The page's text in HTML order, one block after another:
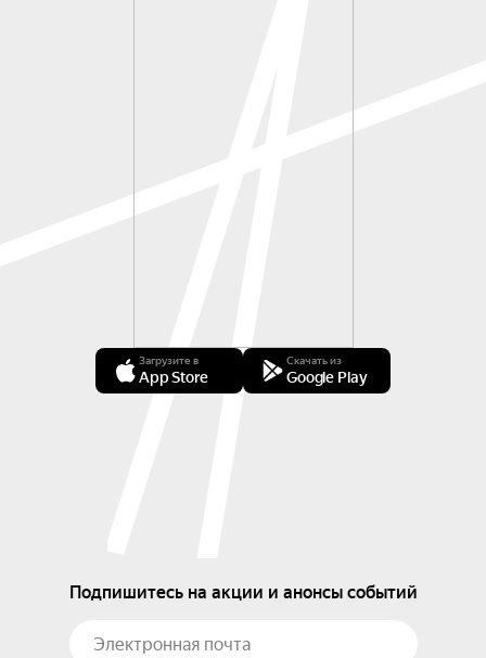
Загрузите в
App Store
Скачать из
Google Play
Подпишитесь на акции и анонсы событий